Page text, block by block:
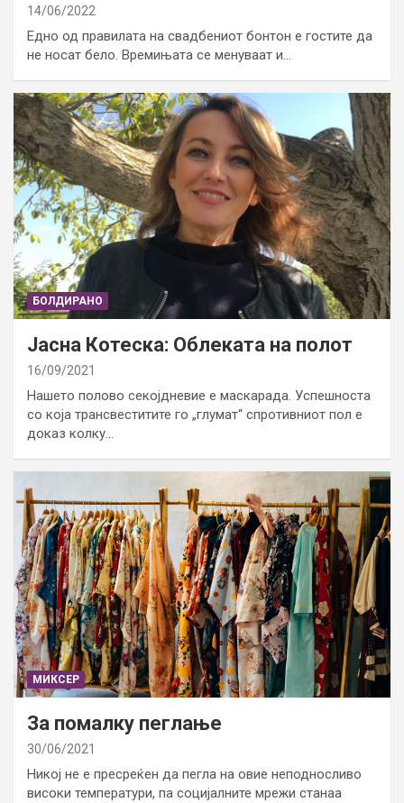
14/06/2022
Едно од правилата на свадбениот бонтон е гостите да
не носат бело. Времињата се менуваат и…
БОЛДИРАНО
Јасна Котеска: Облеката на полот
16/09/2021
Нашето полово секојдневие е маскарада. Успешноста
со која трансвеститите го „глумат“ спротивниот пол е
доказ колку…
МИКСЕР
За помалку пеглање
30/06/2021
Никој не е пресреќен да пегла на овие неподносливо
високи температури, па социјалните мрежи станаа